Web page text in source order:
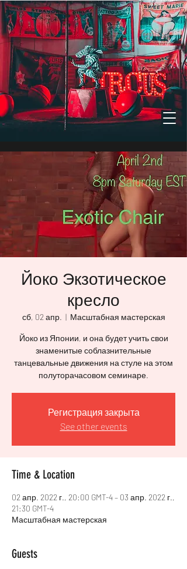
Йоко Экзотическое
кресло
сб, 02 апр.
  |
Масштабная мастерская
Йоко из Японии, и она будет учить свои
знаменитые соблазнительные
танцевальные движения на стуле на этом
полуторачасовом семинаре.
Регистрация закрыта
See other events
Time & Location
02 апр. 2022 г., 20:00 GMT-4 – 03 апр. 2022 г.,
21:30 GMT-4
Масштабная мастерская
Guests